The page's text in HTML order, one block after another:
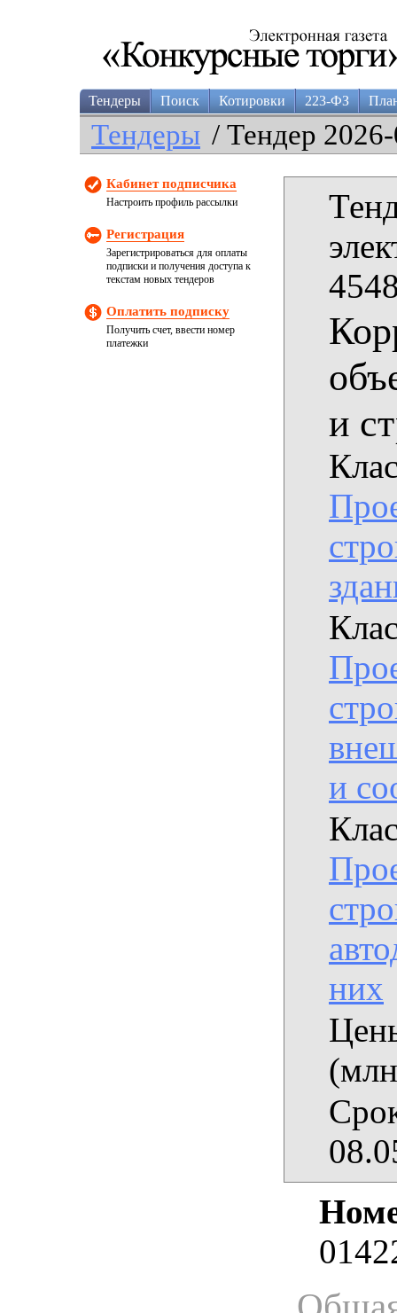
Тендеры Поиск Котировки 223-ФЗ
Тендеры / Тендер
Кабинет подписчика
Настроить профиль рассылки
Регистрация
Зарегистрироваться для оплаты
подписки и получения доступа к
текстам новых тендеров
Оплатить подписку
Получить счет, ввести номер
платежки
и
и
них